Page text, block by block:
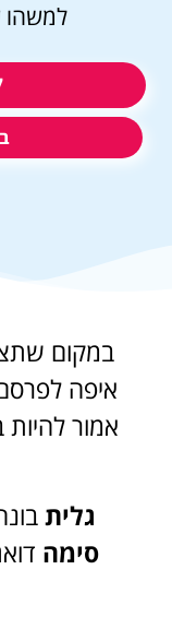
למשהו
במקום
איפה
אמור
גלית
סימה